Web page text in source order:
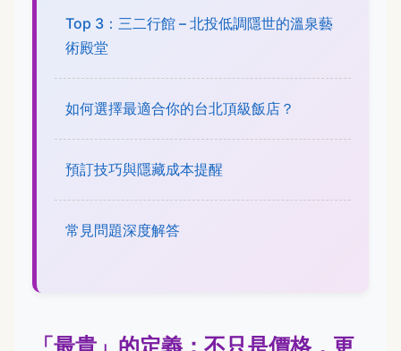
Top 3：三二行館 – 北投低調隱世的溫泉藝
術殿堂
如何選擇最適合你的台北頂級飯店？
預訂技巧與隱藏成本提醒
常見問題深度解答